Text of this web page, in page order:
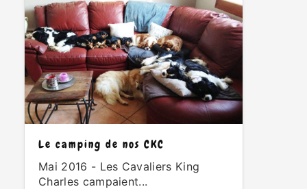
Le camping de nos CKC
Mai 2016 - Les Cavaliers King
Charles campaient...